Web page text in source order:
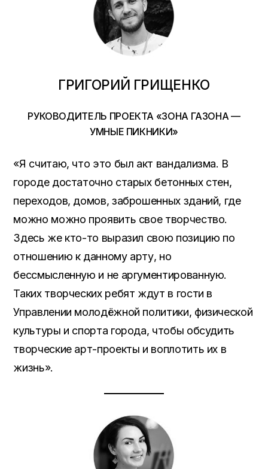
ГРИГОРИЙ ГРИЩЕНКО
РУКОВОДИТЕЛЬ ПРОЕКТА «ЗОНА ГАЗОНА —
УМНЫЕ ПИКНИКИ»
«Я считаю, что это был акт вандализма. В
городе достаточно старых бетонных стен,
переходов, домов, заброшенных зданий, где
можно можно проявить свое творчество.
Здесь же кто-то выразил свою позицию по
отношению к данному арту, но
бессмысленную и не аргументированную.
Таких творческих ребят ждут в гости в
Управлении молодёжной политики, физической
культуры и спорта города, чтобы обсудить
творческие арт-проекты и воплотить их в
жизнь».